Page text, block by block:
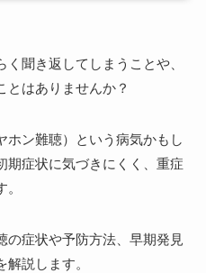
聞き返してしまうことや、
とはありませんか？
ホン難聴）という病気かもし
期症状に気づきにくく、重症
の症状や予防方法、早期発見
説します。